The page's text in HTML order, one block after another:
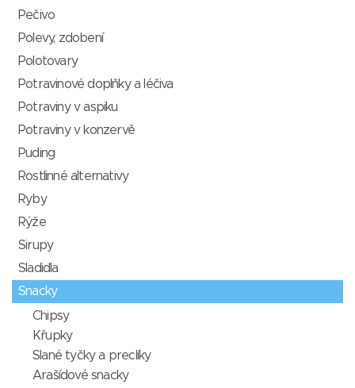
Pečivo
Polevy, zdobení
Polotovary
Potravinové doplňky a léčiva
Potraviny v aspiku
Potraviny v konzervě
Puding
Rostlinné alternativy
Ryby
Rýže
Sirupy
Sladidla
Snacky
Chipsy
Křupky
Slané tyčky a preclíky
Arašídové snacky